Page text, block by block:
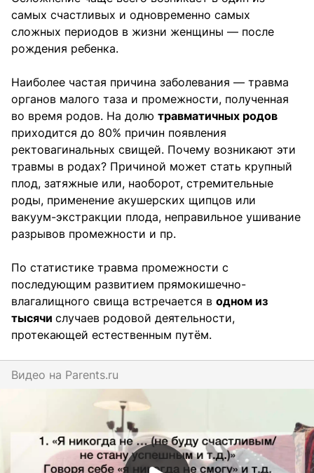
самых счастливых и одновременно самых
сложных периодов в жизни женщины — после
рождения ребенка.
Наиболее частая причина заболевания — травма
органов малого таза и промежности, полученная
во время родов. На долю травматичных родов
приходится до 80% причин появления
ректовагинальных свищей. Почему возникают эти
травмы в родах? Причиной может стать крупный
плод, затяжные или, наоборот, стремительные
роды, применение акушерских щипцов или
вакуум-экстракции плода, неправильное ушивание
разрывов промежности и пр.
По статистике травма промежности с
последующим развитием прямокишечно-
влагалищного свища встречается в одном из
тысячи случаев родовой деятельности,
протекающей естественным путём.
Видео на parents.ru